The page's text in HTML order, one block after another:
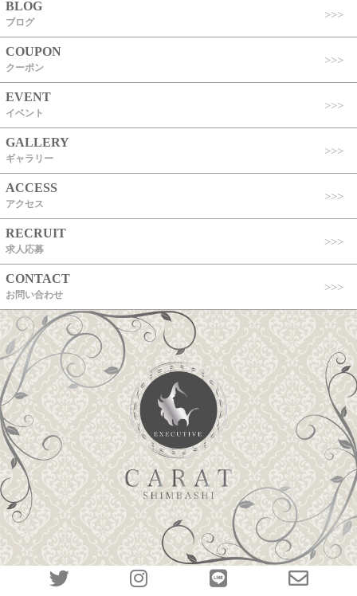
BLOG
ブログ
COUPON
クーポン
EVENT
イベント
GALLERY
ギャラリー
ACCESS
アクセス
RECRUIT
求人応募
CONTACT
お問い合わせ